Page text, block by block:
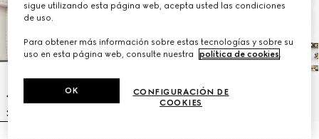
sigue utilizando esta página web, acepta usted las condiciones
de uso.
Para obtener más información sobre estas tecnologías y sobre su
uso en esta página web, consulte nuestra
política de cookies.
CONFIGURACIÓN DE
COOKIES
OK